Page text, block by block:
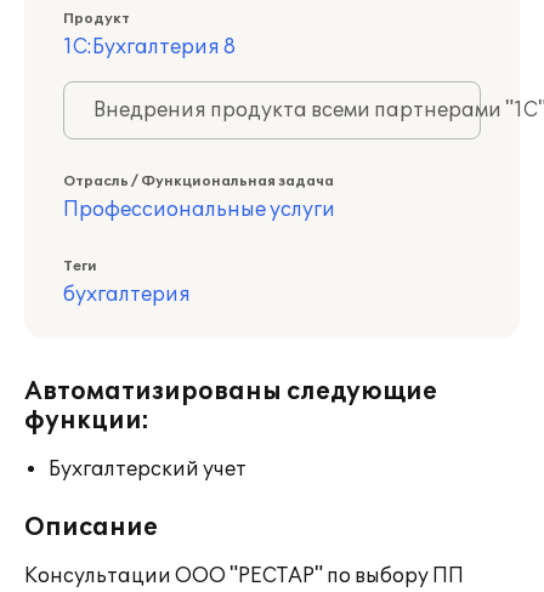
Продукт
1С:Бухгалтерия 8
Внедрения продукта всеми партнерами
Отрасль / Функциональная задача
Профессиональные услуги
Теги
бухгалтерия
Автоматизированы следующие
функции:
Бухгалтерский учет
Описание
Консультации ООО "РЕСТАР" по выбору ПП